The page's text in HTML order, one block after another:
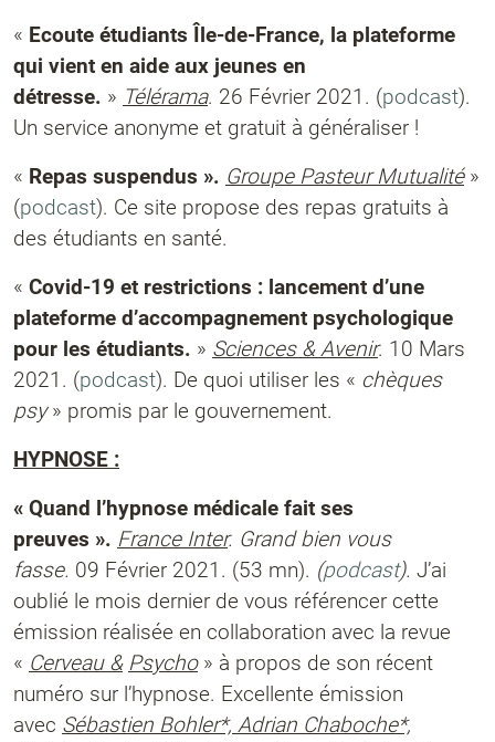
« Ecoute étudiants Île-de-France, la plateforme
qui vient en aide aux jeunes en
détresse. » Télérama. 26 Février 2021. (podcast).
Un service anonyme et gratuit à généraliser !
« Repas suspendus ». Groupe Pasteur Mutualité»
(podcast). Ce site propose des repas gratuits à
des étudiants en santé.
« Covid-19 et restrictions : lancement d’une
plateforme d’accompagnement psychologique
pour les étudiants. » Sciences & Avenir. 10 Mars
2021. (podcast). De quoi utiliser les « chèques
psy» promis par le gouvernement.
HYPNOSE :
« Quand l’hypnose médicale fait ses
preuves ». France Inter. Grand bien vous
fasse. 09 Février 2021. (53 mn). (podcast). J’ai
oublié le mois dernier de vous référencer cette
émission réalisée en collaboration avec la revue
« Cerveau & Psycho» à propos de son récent
numéro sur l’hypnose. Excellente émission
avec Sébastien Bohler*, Adrian Chaboche*,